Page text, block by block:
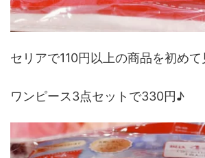
セリアで110円以上の商品を初めて
ワンピース3点セットで330円♪